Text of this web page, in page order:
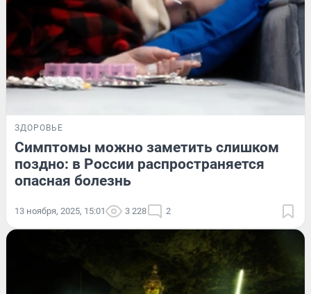
ЗДОРОВЬЕ
Симптомы можно заметить слишком
поздно: в России распространяется
опасная болезнь
13 ноября, 2025, 15:01 3 228 2